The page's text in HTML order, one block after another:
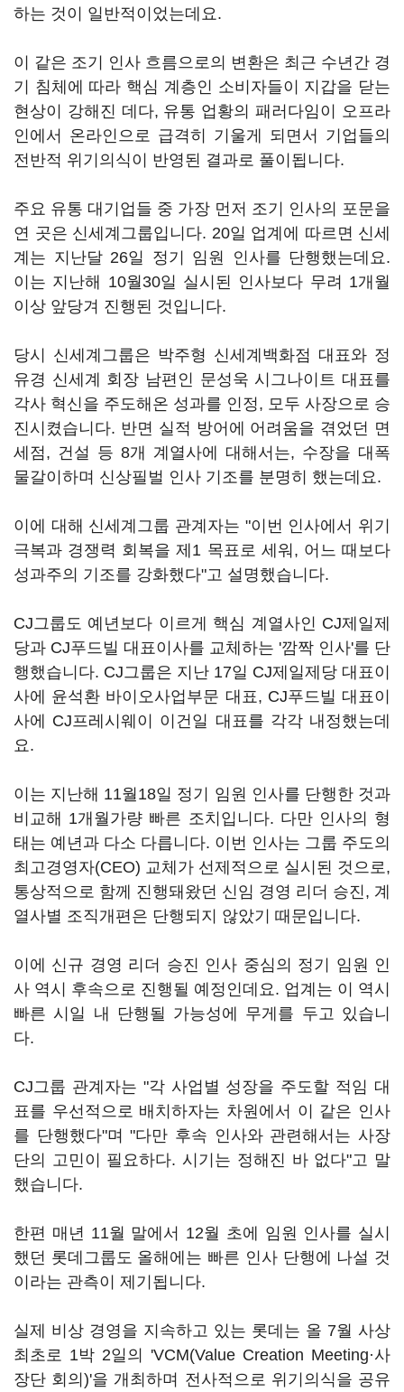
하는 것이 일반적이었는데요.
이 같은 조기 인사 흐름으로의 변환은 최근 수년간 경
기 침체에 따라 핵심 계층인 소비자들이 지갑을 닫는
현상이 강해진 데다, 유통 업황의 패러다임이 오프라
인에서 온라인으로 급격히 기울게 되면서 기업들의
전반적 위기의식이 반영된 결과로 풀이됩니다.
주요 유통 대기업들 중 가장 먼저 조기 인사의 포문을
연 곳은 신세계그룹입니다. 20일 업계에 따르면 신세
계는 지난달 26일 정기 임원 인사를 단행했는데요.
이는 지난해 10월30일 실시된 인사보다 무려 1개월
이상 앞당겨 진행된 것입니다.
당시 신세계그룹은 박주형 신세계백화점 대표와 정
유경 신세계 회장 남편인 문성욱 시그나이트 대표를
각사 혁신을 주도해온 성과를 인정, 모두 사장으로 승
진시켰습니다. 반면 실적 방어에 어려움을 겪었던 면
세점, 건설 등 8개 계열사에 대해서는, 수장을 대폭
물갈이하며 신상필벌 인사 기조를 분명히 했는데요.
이에 대해 신세계그룹 관계자는 "이번 인사에서 위기
극복과 경쟁력 회복을 제1 목표로 세워, 어느 때보다
성과주의 기조를 강화했다"고 설명했습니다.
CJ그룹도 예년보다 이르게 핵심 계열사인 CJ제일제
당과 CJ푸드빌 대표이사를 교체하는 '깜짝 인사'를 단
행했습니다. CJ그룹은 지난 17일 CJ제일제당 대표이
사에 윤석환 바이오사업부문 대표, CJ푸드빌 대표이
사에 CJ프레시웨이 이건일 대표를 각각 내정했는데
요.
이는 지난해 11월18일 정기 임원 인사를 단행한 것과
비교해 1개월가량 빠른 조치입니다. 다만 인사의 형
태는 예년과 다소 다릅니다. 이번 인사는 그룹 주도의
최고경영자(CEO) 교체가 선제적으로 실시된 것으로,
통상적으로 함께 진행돼왔던 신임 경영 리더 승진, 계
열사별 조직개편은 단행되지 않았기 때문입니다.
이에 신규 경영 리더 승진 인사 중심의 정기 임원 인
사 역시 후속으로 진행될 예정인데요. 업계는 이 역시
빠른 시일 내 단행될 가능성에 무게를 두고 있습니
다.
CJ그룹 관계자는 "각 사업별 성장을 주도할 적임 대
표를 우선적으로 배치하자는 차원에서 이 같은 인사
를 단행했다"며 "다만 후속 인사와 관련해서는 사장
단의 고민이 필요하다. 시기는 정해진 바 없다"고 말
했습니다.
한편 매년 11월 말에서 12월 초에 임원 인사를 실시
했던 롯데그룹도 올해에는 빠른 인사 단행에 나설 것
이라는 관측이 제기됩니다.
실제 비상 경영을 지속하고 있는 롯데는 올 7월 사상
최초로 1박 2일의 'VCM(Value Creation Meeting·사
장단 회의)'을 개최하며 전사적으로 위기의식을 공유